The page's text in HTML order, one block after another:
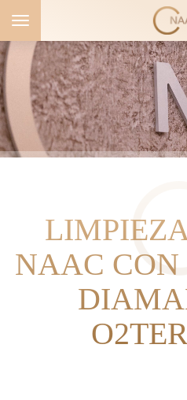
Toggle
navigation
NAAC CON